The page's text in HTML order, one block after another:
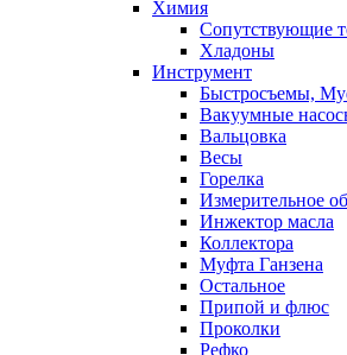
Химия
Сопутствующие
Хладоны
Инструмент
Быстросъемы,
Вакуумные
Вальцовка
Весы
Горелка
Измерительное
Инжектор масла
Коллектора
Муфта Ганзена
Остальное
Припой и флюс
Проколки
Рефко